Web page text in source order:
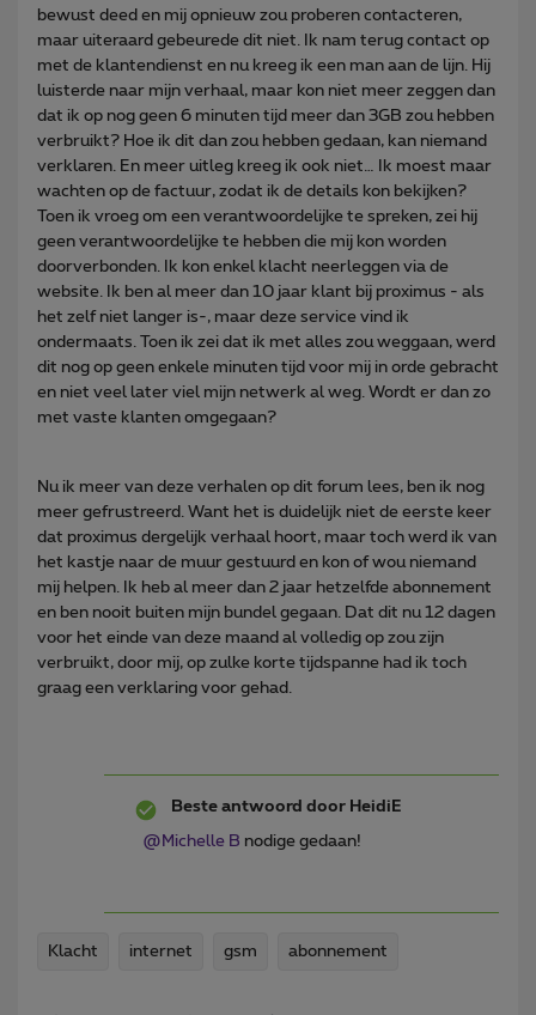
bewust deed en mij opnieuw zou proberen contacteren,
maar uiteraard gebeurede dit niet. Ik nam terug contact op
met de klantendienst en nu kreeg ik een man aan de lijn. Hij
luisterde naar mijn verhaal, maar kon niet meer zeggen dan
dat ik op nog geen 6 minuten tijd meer dan 3GB zou hebben
verbruikt? Hoe ik dit dan zou hebben gedaan, kan niemand
verklaren. En meer uitleg kreeg ik ook niet… Ik moest maar
wachten op de factuur, zodat ik de details kon bekijken?
Toen ik vroeg om een verantwoordelijke te spreken, zei hij
geen verantwoordelijke te hebben die mij kon worden
doorverbonden. Ik kon enkel klacht neerleggen via de
website. Ik ben al meer dan 10 jaar klant bij proximus - als
het zelf niet langer is-, maar deze service vind ik
ondermaats. Toen ik zei dat ik met alles zou weggaan, werd
dit nog op geen enkele minuten tijd voor mij in orde gebracht
en niet veel later viel mijn netwerk al weg. Wordt er dan zo
met vaste klanten omgegaan?
Nu ik meer van deze verhalen op dit forum lees, ben ik nog
meer gefrustreerd. Want het is duidelijk niet de eerste keer
dat proximus dergelijk verhaal hoort, maar toch werd ik van
het kastje naar de muur gestuurd en kon of wou niemand
mij helpen. Ik heb al meer dan 2 jaar hetzelfde abonnement
en ben nooit buiten mijn bundel gegaan. Dat dit nu 12 dagen
voor het einde van deze maand al volledig op zou zijn
verbruikt, door mij, op zulke korte tijdspanne had ik toch
graag een verklaring voor gehad.
Beste antwoord door HeidiE
@Michelle B nodige gedaan!
Klacht internet gsm abonnement